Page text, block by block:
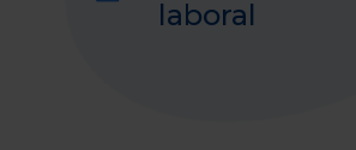
laboral